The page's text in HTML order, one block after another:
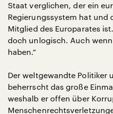
Staat verglichen, der ein
Regierungssystem hat und
Mitglied des Europarates
doch unlogisch. Auch
haben.“
Der weltgewandte Politiker
beherrscht das große
weshalb er offen über